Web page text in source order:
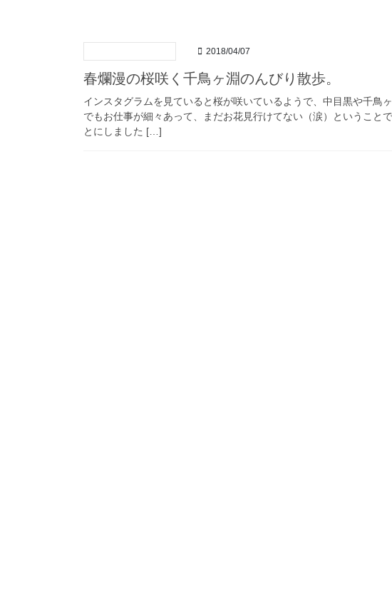
2018/04/07
春爛漫の桜咲く千鳥ヶ淵のんびり散歩。
インスタグラムを見ていると桜が咲いているようで、中目黒や千鳥
でもお仕事が細々あって、まだお花見行けてない（涙）ということ
とにしました […]